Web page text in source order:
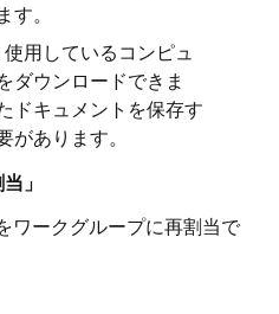
。
使用しているコンピュ
ダウンロードできま
ドキュメントを保存す
があります。
」
ワークグループに再割当で